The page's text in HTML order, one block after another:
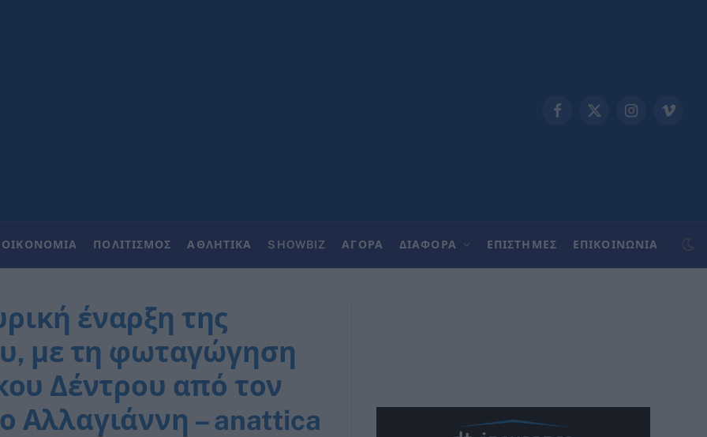
Facebook
X
InstagramVimeo
ΟΙΚΟΝΟΜΙΑ ΠΟΛΙΤΙΣΜΟΣ ΑΘΛΗΤΙΚΑ SHOWBIZ ΑΓΟΡΑ ΔΙΑΦΟΡΑ ΕΠΙΣΤΗΜΕΣ ΕΠΙΚΟΙΝΩΝΊΑ
έναρξη της
με τη φωταγώγηση
Δέντρου από τον
Αλλαγιάννη – anattica